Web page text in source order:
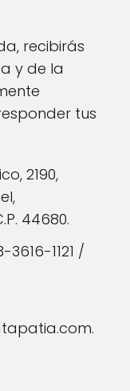
recibirás
y de la
tus
2190,
44680.
1121 /